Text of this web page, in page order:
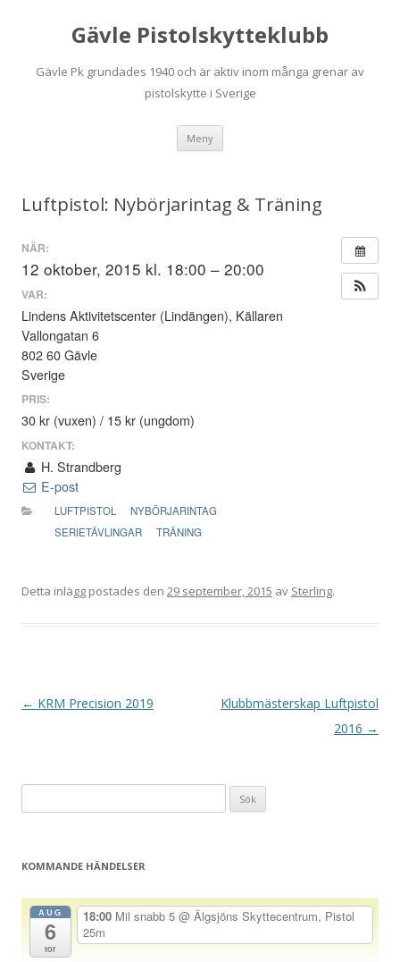
Gävle Pistolskytteklubb
Gävle Pk grundades 1940 och är aktiv inom många grenar av
pistolskytte i Sverige
Meny
Luftpistol: Nybörjarintag & Träning
NÄR:
12 oktober, 2015 kl. 18:00 – 20:00
VAR:
Lindens Aktivitetscenter (Lindängen), Källaren
Vallongatan 6
802 60 Gävle
Sverige
PRIS:
30 kr (vuxen) / 15 kr (ungdom)
KONTAKT:
H. Strandberg
E-post
LUFTPISTOL
NYBÖRJARINTAG
SERIETÄVLINGAR
TRÄNING
Detta inlägg postades den 29 september, 2015 av Sterling.
I
a
← KRM Precision 2019
Klubbmästerskap Luftpistol
2016 →
efter:
KOMMANDE HÄNDELSER
AUG
6
tor
18:00 Mil snabb 5 @ Älgsjöns Skyttecentrum, Pistol
25m